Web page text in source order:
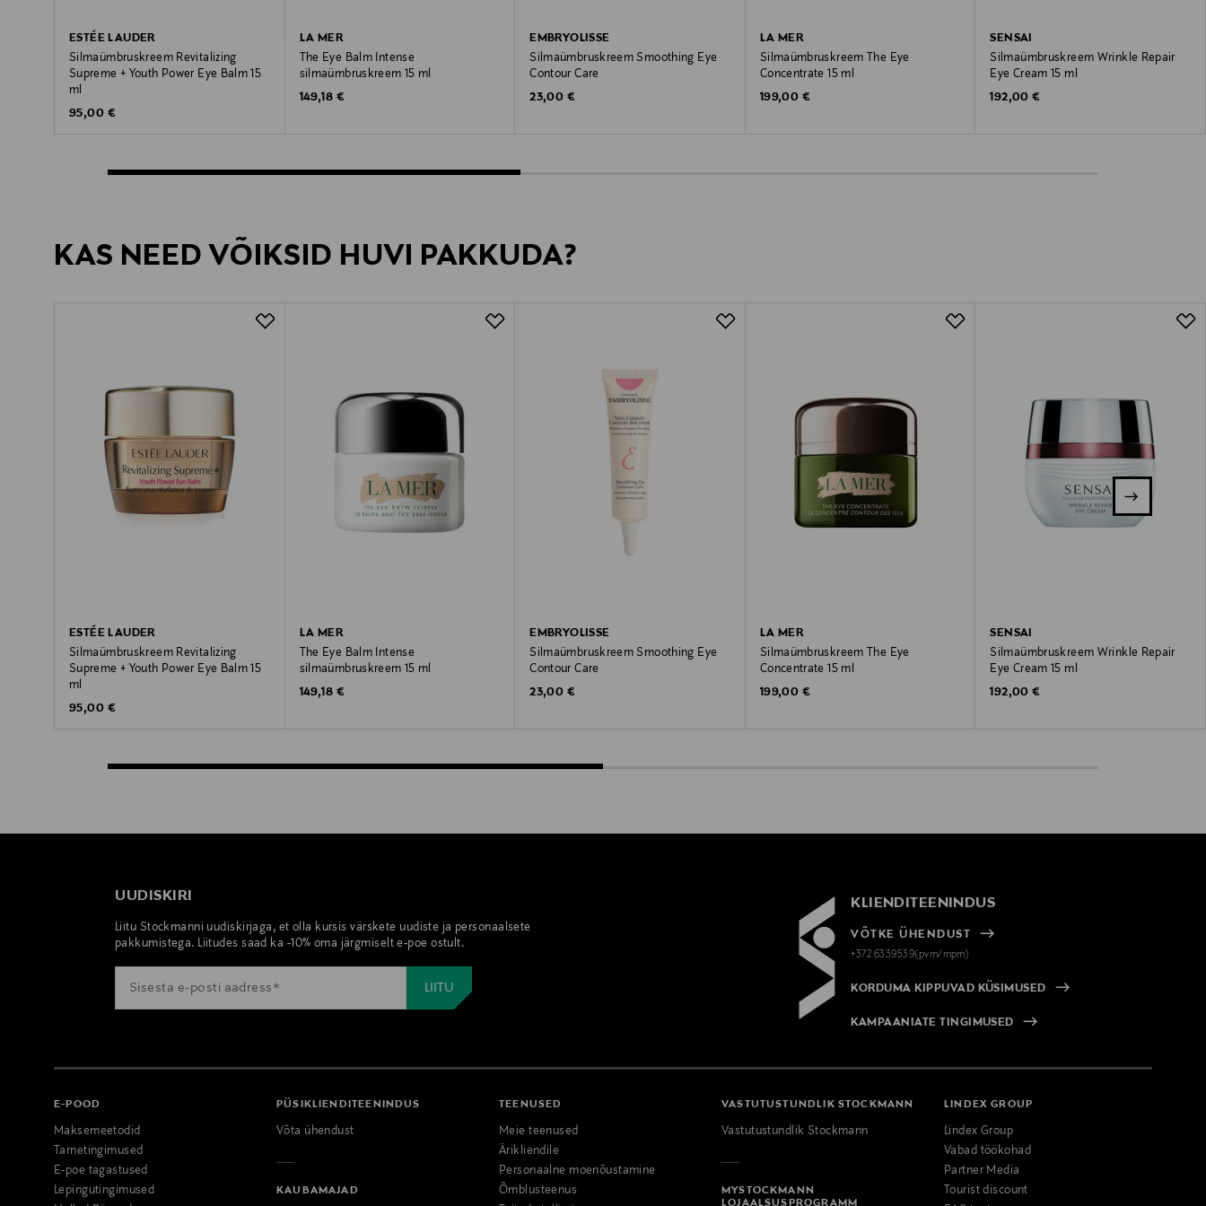
ESTÉE LAUDER
Silmaümbruskreem Revitalizing
Supreme + Youth Power Eye Balm 15
ml
Original Price
95,00 €
LA MER
The Eye Balm Intense
silmaümbruskreem 15 ml
Original Price
149,18 €
EMBRYOLISSE
Silmaümbruskreem Smoothing Eye
Contour Care
Original Price
23,00 €
LA MER
Silmaümbruskreem The Eye
Concentrate 15 ml
Original Price
199,00 €
SENSAI
Silmaümbruskreem Wrinkle Repair
Eye Cream 15 ml
Original Price
192,00 €
KAS NEED VÕIKSID HUVI PAKKUDA?
ESTÉE LAUDER
Silmaümbruskreem Revitalizing
Supreme + Youth Power Eye Balm 15
ml
Original Price
95,00 €
LA MER
The Eye Balm Intense
silmaümbruskreem 15 ml
Original Price
149,18 €
EMBRYOLISSE
Silmaümbruskreem Smoothing Eye
Contour Care
Original Price
23,00 €
LA MER
Silmaümbruskreem The Eye
Concentrate 15 ml
Original Price
199,00 €
SENSAI
Silmaümbruskreem Wrinkle Repair
Eye Cream 15 ml
Original Price
192,00 €
UUDISKIRI
Liitu Stockmanni uudiskirjaga, et olla kursis värskete uudiste ja personaalsete
pakkumistega. Liitudes saad ka -10% oma järgmiselt e-poe ostult.
KLIENDITEENINDUS
VÕTKE ÜHENDUST
+372 6339539(pvm/mpm)
KORDUMA KIPPUVAD KÜSIMUSED
KAMPAANIATE TINGIMUSED
E-POOD
Maksemeetodid
Tarnetingimused
E-poe tagastused
Lepingutingimused
PÜSIKLIENDITEENINDUS
Võta ühendust
KAUBAMAJAD
TEENUSED
Meie teenused
Ärikliendile
Personaalne moenõustamine
Õmblusteenus
VASTUTUSTUNDLIK STOCKMANN
Vastutustundlik Stockmann
MYSTOCKMANN
LOJAALSUSPROGRAMM
LINDEX GROUP
Lindex Group
Vabad töökohad
Partner Media
Tourist discount